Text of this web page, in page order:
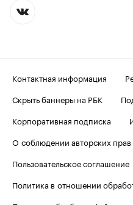
Контактная информация
Скрыть баннеры на РБК
Корпоративная подписка
О соблюдении авторских прав
Пользовательское соглашение
Политика в отношении